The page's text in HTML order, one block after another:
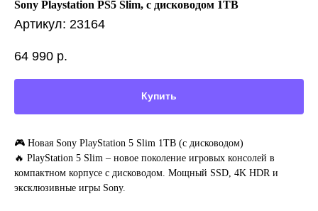
Sony Playstation PS5 Slim, с дисководом 1TB
Артикул: 23164
64 990 р.
Купить
🎮 Новая Sony PlayStation 5 Slim 1TB (с дисководом)
🔥 PlayStation 5 Slim – новое поколение игровых консолей в
компактном корпусе с дисководом. Мощный SSD, 4K HDR и
эксклюзивные игры Sony.